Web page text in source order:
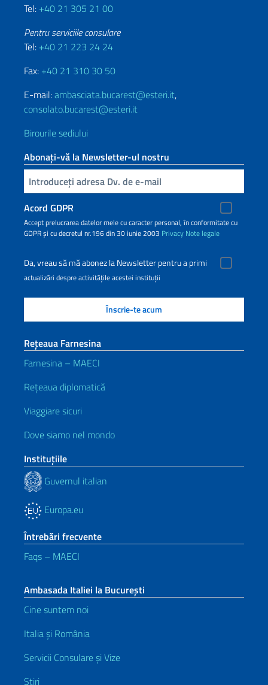
Tel: +40 21 305 21 00
Pentru serviciile consulare
Tel: +40 21 223 24 24
Fax: +40 21 310 30 50
E-mail:ambasciata.bucarest@esteri.it,
consolato.bucarest@esteri.it
Birourile sediului
Abonați-vă la Newsletter-ul nostru
Inserisci la tua email
Acord GDPR
Accept prelucrarea datelor mele cu caracter personal, în conformitate cu
GDPR și cu decretul nr.196 din 30 iunie 2003 Privacy Note legale
Da, vreau să mă abonez la Newsletter pentru a primi
actualizări despre activitățile acestei instituții
Rețeaua Farnesina
Farnesina – MAECI
Rețeaua diplomatică
Viaggiare sicuri
Dove siamo nel mondo
Instituţiile
Guvernul italian
Europa.eu
Întrebări frecvente
Faqs – MAECI
Ambasada Italiei la București
Cine suntem noi
Italia și România
Servicii Consulare și Vize
Știri